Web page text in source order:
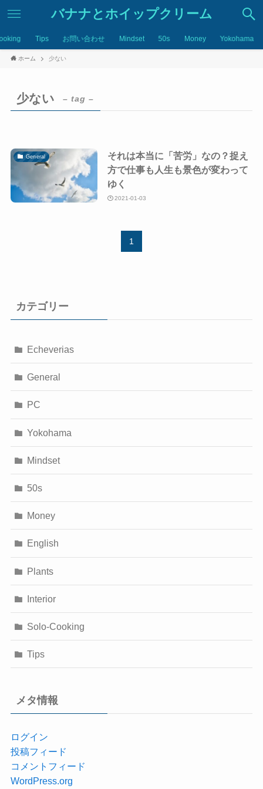
バナナとホイップクリーム
Tips お問い合わせ Mindset 50s Money Yokohama
ホーム 少ない
少ない – tag –
General
それは本当に「苦労」なの？捉え
方で仕事も人生も景色が変わって
ゆく
2021-01-03
1
カテゴリー
Echeverias
General
PC
Yokohama
Mindset
50s
Money
English
Plants
Interior
Solo-Cooking
Tips
メタ情報
ログイン
投稿フィード
コメントフィード
WordPress.org